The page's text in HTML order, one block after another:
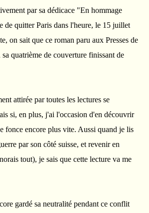
par sa dédicace "En hommage
de quitter Paris dans l'heure, le 15 juillet
on sait que ce roman paru aux Presses de
quatrième de couverture finissant de
attirée par toutes les lectures se
si, en plus, j'ai l'occasion d'en découvrir
fonce encore plus vite. Aussi quand je lis
par son côté suisse, et revenir en
tout), je sais que cette lecture va me
gardé sa neutralité pendant ce conflit